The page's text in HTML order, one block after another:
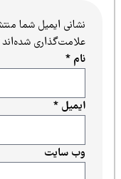
نشانی ایمیل شما منتشر
علامت‌گذاری شده‌اند*
ایمیل*
وب‌ سایت